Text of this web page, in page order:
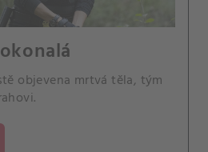
objevena mrtvá těla, tým